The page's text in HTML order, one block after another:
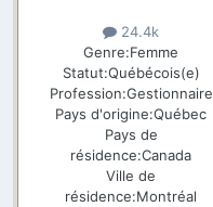
24.4k
Genre:Femme
Statut:Québécois(e)
Profession:Gestionnaire
Pays d'origine:Québec
Pays de
résidence:Canada
Ville de
résidence:Montréal